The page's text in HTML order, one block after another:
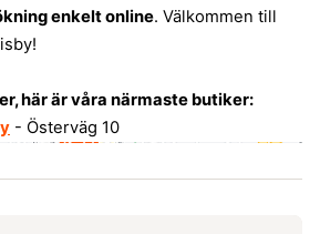
enkelt online. Välkommen till
här är våra närmaste butiker:
- Österväg 10